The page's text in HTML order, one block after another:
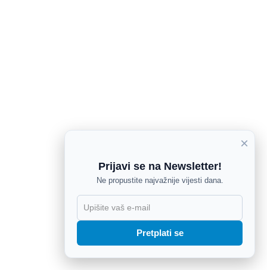
×
Prijavi se na Newsletter!
Ne propustite najvažnije vijesti dana.
Pretplati se